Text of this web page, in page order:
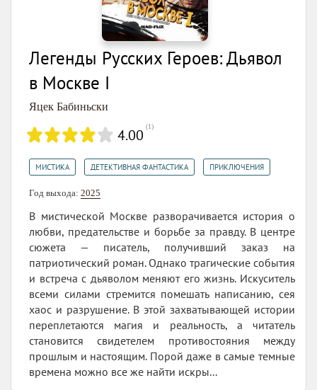
Легенды Русских Героев: Дьявол
в Москве I
Яцек Бабиньски
4.00 (1)
МИСТИКА ДЕТЕКТИВНАЯ ФАНТАСТИКА ПРИКЛЮЧЕНИЯ
Год выхода: 2025
В мистической Москве разворачивается история о
любви, предательстве и борьбе за правду. В центре
сюжета — писатель, получивший заказ на
патриотический роман. Однако трагические события
и встреча с дьяволом меняют его жизнь. Искуситель
всеми силами стремится помешать написанию, сея
хаос и разрушение. В этой захватывающей истории
переплетаются магия и реальность, а читатель
становится свидетелем противостояния между
прошлым и настоящим. Порой даже в самые темные
времена можно все же найти искры...